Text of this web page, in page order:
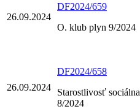
26.09.2024
DF2024/659
O. klub plyn 9/2024
26.09.2024
DF2024/658
Starostlivosť sociálna
8/2024